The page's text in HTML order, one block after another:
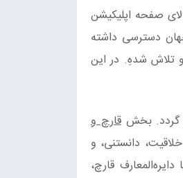
بالای صفحه اپلیکیشن
دسترسی داشته
تلاش شدهِ. در این
گردد. بخشقارچ و
دانستنی، و
قارچ،